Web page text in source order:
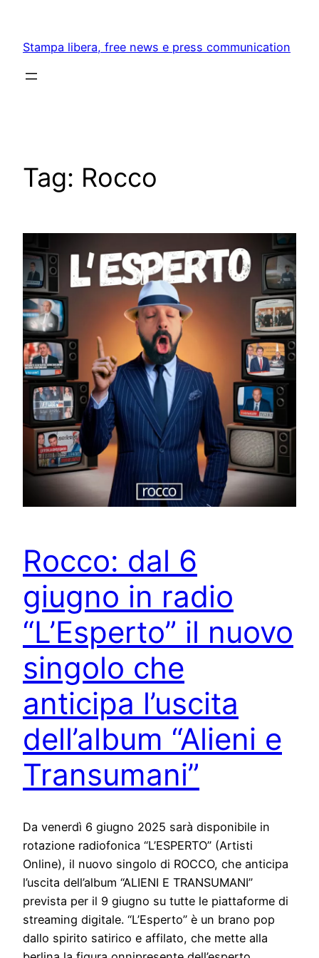
content
Stampa libera, free news e press communication
Tag: Rocco
Rocco: dal 6
giugno in radio
“L’Esperto” il nuovo
singolo che
anticipa l’uscita
dell’album “Alieni e
Transumani”
Da venerdì 6 giugno 2025 sarà disponibile in
rotazione radiofonica “L’ESPERTO” (Artisti
Online), il nuovo singolo di ROCCO, che anticipa
l’uscita dell’album “ALIENI E TRANSUMANI”
prevista per il 9 giugno su tutte le piattaforme di
streaming digitale. “L’Esperto” è un brano pop
dallo spirito satirico e affilato, che mette alla